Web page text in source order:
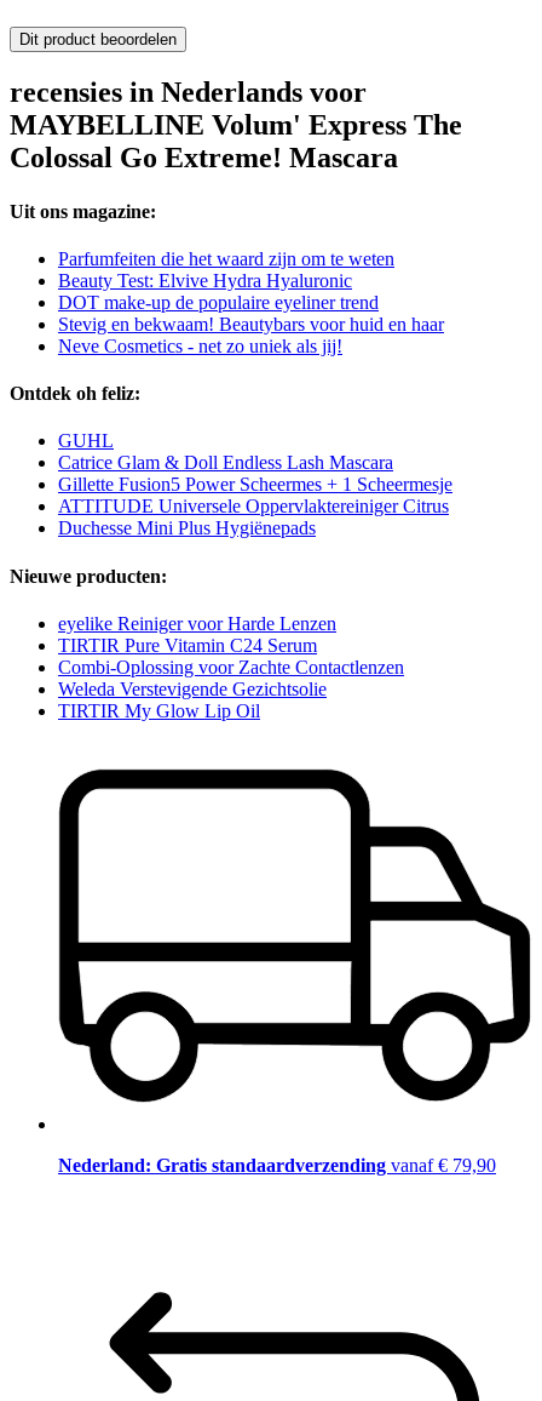
Dit product beoordelen
recensies in Nederlands voor
MAYBELLINE Volum' Express The
Colossal Go Extreme! Mascara
Uit ons magazine:
Parfumfeiten die het waard zijn om te weten
Beauty Test: Elvive Hydra Hyaluronic
DOT make-up de populaire eyeliner trend
Stevig en bekwaam! Beautybars voor huid en haar
Neve Cosmetics - net zo uniek als jij!
Ontdek oh feliz:
GUHL
Catrice Glam & Doll Endless Lash Mascara
Gillette Fusion5 Power Scheermes + 1 Scheermesje
ATTITUDE Universele Oppervlaktereiniger Citrus
Duchesse Mini Plus Hygiënepads
Nieuwe producten:
eyelike Reiniger voor Harde Lenzen
TIRTIR Pure Vitamin C24 Serum
Combi-Oplossing voor Zachte Contactlenzen
Weleda Verstevigende Gezichtsolie
TIRTIR My Glow Lip Oil
Nederland: Gratis standaardverzending vanaf € 79,90